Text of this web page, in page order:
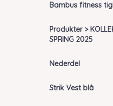
Bambus fitness
Produkter >
SPRING 2025
Nederdel
Strik Vest blå